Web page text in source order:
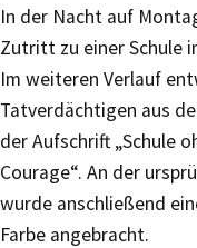
In der Nacht auf
Zutritt zu einer Schule
Im weiteren Verlauf
Tatverdächtigen aus
der Aufschrift „Schule
Courage“. An der
wurde anschließend
Farbe angebracht.